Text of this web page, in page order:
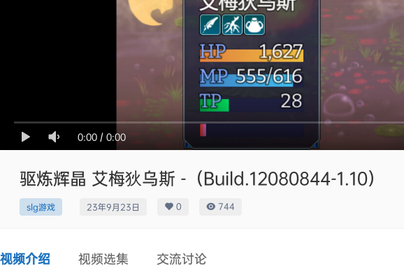
0:00 / 0:00
驱炼辉晶 艾梅狄乌斯 -（Build.12080844-1.10）
slg游戏 23年9月23日 0 744
视频介绍 视频选集 交流讨论